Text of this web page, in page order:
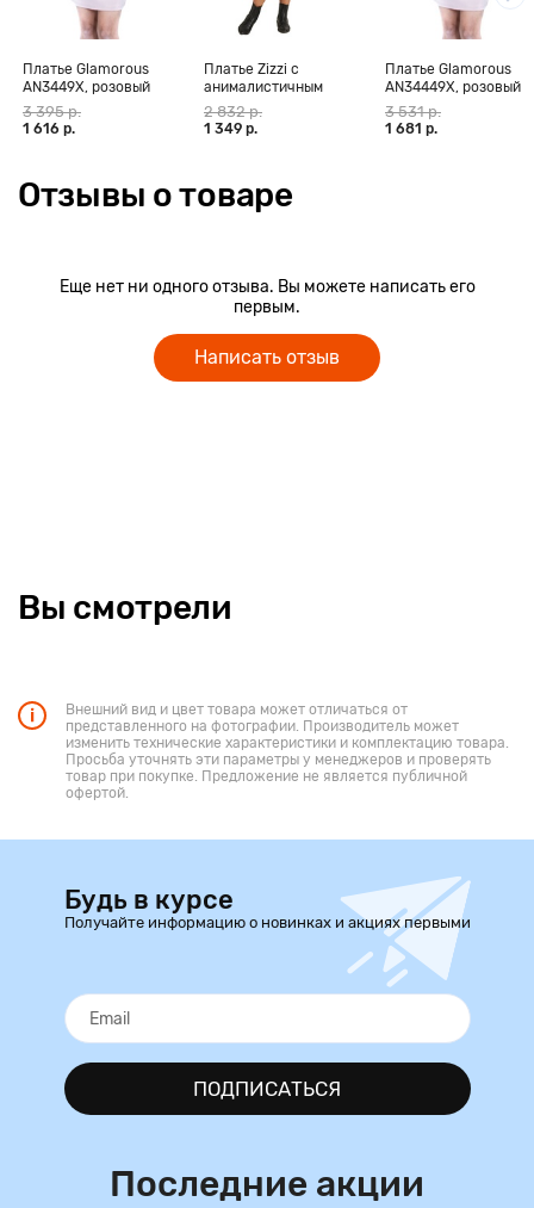
Платье Glamorous
AN3449X, розовый
3 395 р.
1 616 р.
Платье Zizzi с
анималистичным
принтом X94067D,
мультиколор, L
2 832 р.
1 349 р.
Платье Glamorous
AN34449X, розовый
3 531 р.
1 681 р.
Отзывы о товаре
Еще нет ни одного отзыва. Вы можете написать его
первым.
Написать отзыв
Вы смотрели
Внешний вид и цвет товара может отличаться от
представленного на фотографии. Производитель может
изменить технические характеристики и комплектацию товара.
Просьба уточнять эти параметры у менеджеров и проверять
товар при покупке. Предложение не является публичной
офертой.
Будь в курсе
Получайте информацию о новинках и акциях первыми
ПОДПИСАТЬСЯ
Последние акции